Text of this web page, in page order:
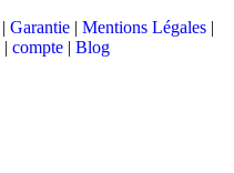
| Garantie | Mentions Légales |
| compte | Blog